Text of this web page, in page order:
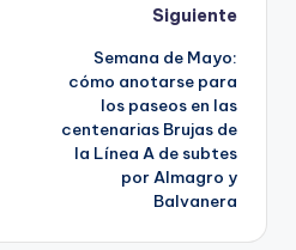
Siguiente
Semana de Mayo:
cómo anotarse para
los paseos en las
centenarias Brujas de
la Línea A de subtes
por Almagro y
Balvanera